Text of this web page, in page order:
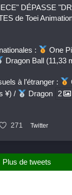
DÉPASSE
de Toei
:
One
Dragon Ball (11,33
à l’étranger :
¥) /
Dragon 2
271 Twitter
Plus de tweets